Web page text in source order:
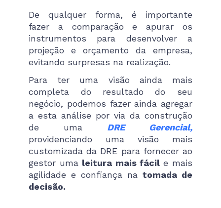
De qualquer forma, é importante
fazer a comparação e apurar os
instrumentos para desenvolver a
projeção e orçamento da empresa,
evitando surpresas na realização.
Para ter uma visão ainda mais
completa do resultado do seu
negócio, podemos fazer ainda agregar
a esta análise por via da construção
de uma DRE Gerencial,
providenciando uma visão mais
customizada da DRE para fornecer ao
gestor uma leitura mais fácile mais
agilidade e confiança na tomada de
decisão.